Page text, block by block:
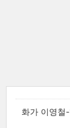
화가 이영철